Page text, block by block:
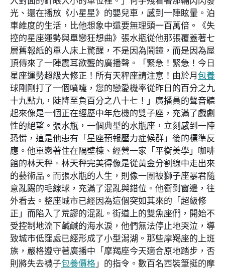
光、還在播放《小星星》的嬰兒車，感到一陣眩暈。泊
車維度的生活，比他想象中還要無理頭一百萬倍。《失
控的星座運勢與單戀狂想曲》張水瓶從他那張覆蓋著七
層舊報紙的單人床上驚醒，不是因為鬧鐘，而是因為屋
頂傳來了一陣震耳欲聾的廣播聲。「緊急！緊急！今日
星座運勢超級大修正！所有天秤座請注意！由於月 包養
球剛剛打了一個噴嚏，您的戀愛機率從昨日的百分之九
十九點九，陡降至負百分之八十七！」廣播員的聲音聽
起來像是一個正在經歷中年危機的雙子座，充滿了戲劇
性的絕望。張水瓶，一個典型的水瓶座，立刻感到一陣
恐慌，這是他患有「星座預報壓力症候群」後的標準反
應。他單戀著住在隔壁棟、經營一家「平衡美學」咖啡
館的林天秤。林天秤完美得像是從黃金分割線中走出來
的藝術品。而張水瓶的人生，則像一團被獅子座暴君隨
意亂踢的毛線球，充滿了混亂與錯位。他衝到窗邊，往
外看去。整座城市已經因為這個突如其來的「超級修
正」而陷入了荒謬的混亂。街道上的雙魚座們，開始不
受控制地流下鹹鹹的海水淚，他們無法停止地哭泣，導
致城市低窪處已經形成了小型潟湖。那些摩羯座的上班
族，嚴格遵守著廣播中「摩羯座今天適合原地踏步，否
則將失去襪子包養價格 」的指令。數百名西裝筆挺的摩